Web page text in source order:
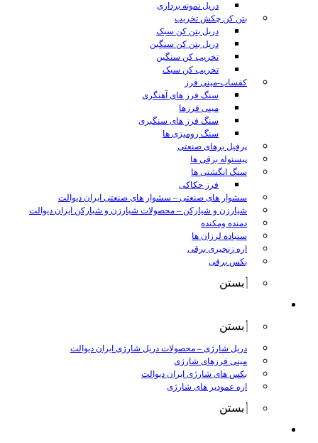
دریل نمونه برداری
بتن کن چکش تخریب
دریل بتن کن سبک
دریل بتن کن سنگین
تخریب کن سنگین
تخریب کن سبک
کفساب-مینی فرز
سنگ فرز های آهنگری
مینی فرزها
سنگ فرز های سنگبری
سنگ رومیزی ها
پرفیل برهای صنعتی
پیستوله برقی ها
سنگ انگشتی ها
فرز حکاکی
سشوار های صنعتی – سشوار های صنعتی ایران دیوالت
شیارزن و شیارکن – محصولات شیارزن و شیارکن ایران دیوالت
دمنده ومکنده
سنباده لرزان ها
اره زنجیری برقی
بکس برقی
بستن
بستن
دریل شارژی – محصولات دریل شارژی ایران دیوالت
مینی فرزهای شارژی
بکس های شارژی ایران دیوالت
اره عمودبر های شارژی
بستن